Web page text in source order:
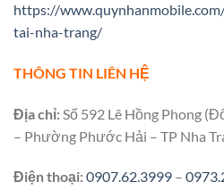
https://
tai-nha-trang/
THÔNG TIN LIÊN HỆ
Địa chỉ: Số 592 Lê Hồng Phong
– Phường Phước Hải – TP Nha
Điện thoại:0907.62.3999 –